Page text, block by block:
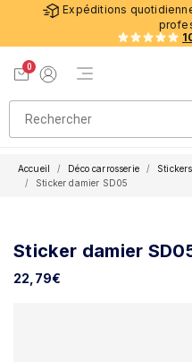
Expéditions
0
Menu de
Accueil Déco carrosserie
Sticker damier SD05
Sticker damier
22,79€